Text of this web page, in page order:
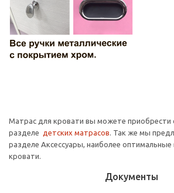
Матрас для кровати вы можете приобрести
разделе детских матрасов. Так же мы
разделе Аксессуары, наиболее
кровати.
Документы